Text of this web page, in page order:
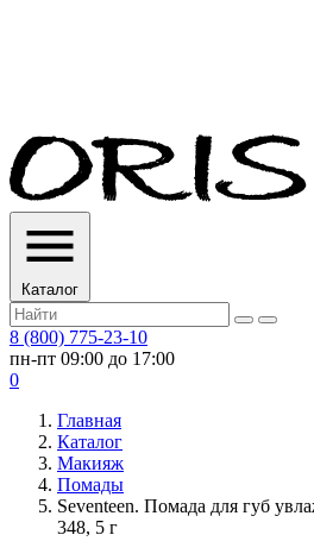
Каталог
8 (800) 775-23-10
пн-пт 09:00 до 17:00
0
Главная
Каталог
Макияж
Помады
Seventeen. Помада для губ
348, 5 г